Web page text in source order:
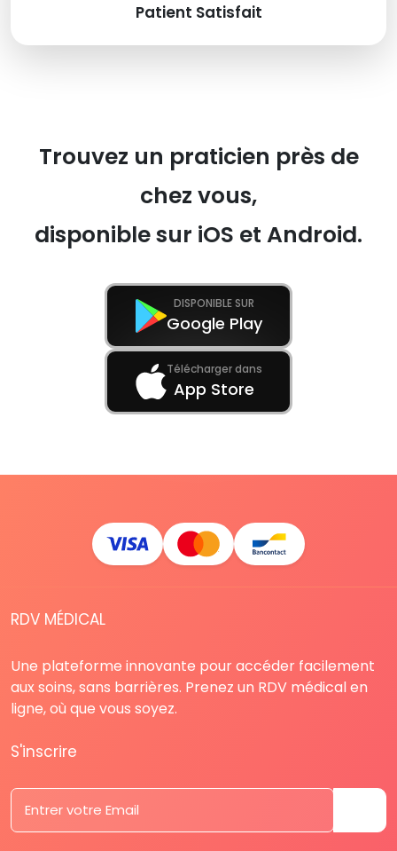
Patient Satisfait
Trouvez un praticien près de
chez vous,
disponible sur iOS et Android.
DISPONIBLE SUR
Google Play
Télécharger dans
App Store
RDV MÉDICAL
Une plateforme innovante pour accéder facilement
aux soins, sans barrières. Prenez un RDV médical en
ligne, où que vous soyez.
S'inscrire